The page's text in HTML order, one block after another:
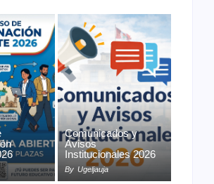
Comunicados y
Avisos
Institucionales 2026
By Ugeljauja